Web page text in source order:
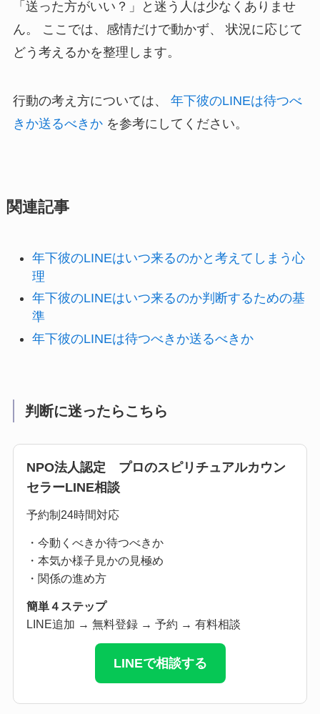
「送った方がいい？」と迷う人は少なくありませ
ん。 ここでは、感情だけで動かず、 状況に応じて
どう考えるかを整理します。
行動の考え方については、 年下彼のLINEは待つべ
きか送るべきか を参考にしてください。
関連記事
年下彼のLINEはいつ来るのかと考えてしまう心
理
年下彼のLINEはいつ来るのか判断するための基
準
年下彼のLINEは待つべきか送るべきか
判断に迷ったらこちら
NPO法人認定 プロのスピリチュアルカウン
セラーLINE相談
予約制24時間対応
・今動くべきか待つべきか
・本気か様子見かの見極め
・関係の進め方
簡単４ステップ
LINE追加 → 無料登録 → 予約 → 有料相談
LINEで相談する